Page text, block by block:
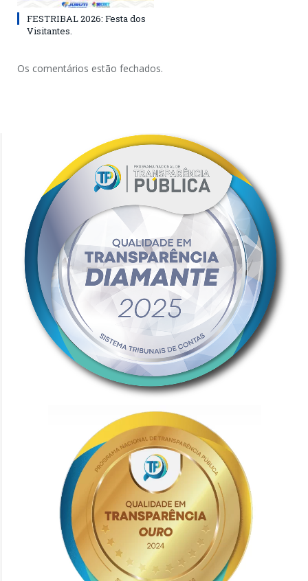
FESTRIBAL 2026: Festa dos
Visitantes.
Os comentários estão fechados.